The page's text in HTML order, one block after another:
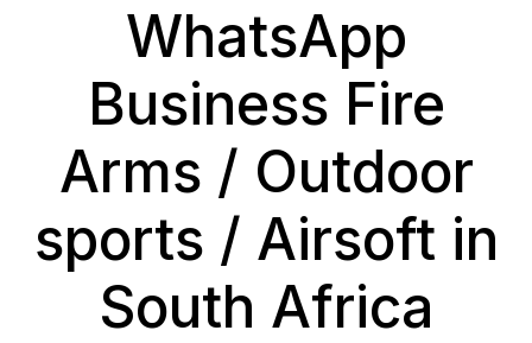
WhatsApp
Business Fire
Arms / Outdoor
sports / Airsoft in
South Africa